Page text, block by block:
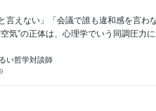
言えない」「会議で誰も違和感を言
気”の正体は、心理学でいう同調圧力
い哲学対談師